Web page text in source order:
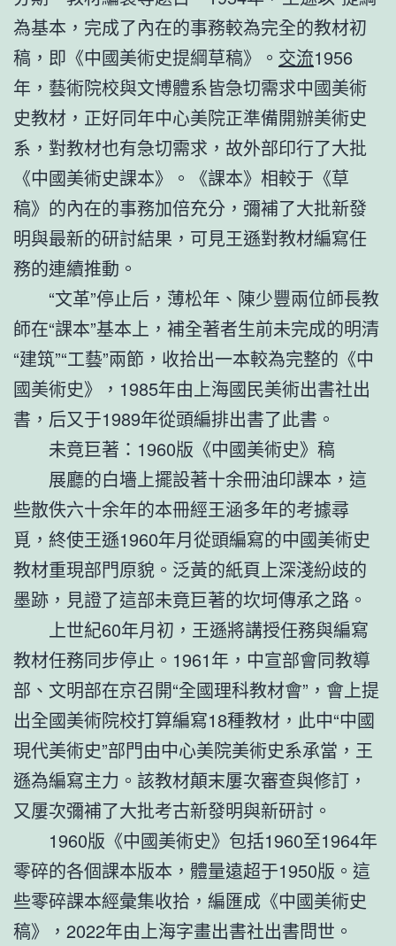
為基本，完成了內在的事務較為完全的教材初
稿，即《中國美術史提綱草稿》。 交流1956
年，藝術院校與文博體系皆急切需求中國美術
史教材，正好同年中心美院正準備開辦美術史
系，對教材也有急切需求，故外部印行了大批
《中國美術史課本》。《課本》相較于《草
稿》的內在的事務加倍充分，彌補了大批新發
明與最新的研討結果，可見王遜對教材編寫任
務的連續推動。
“文革”停止后，薄松年、陳少豐兩位師長教
師在“課本”基本上，補全著者生前未完成的明清
“建筑”“工藝”兩節，收拾出一本較為完整的《中
國美術史》，1985年由上海國民美術出書社出
書，后又于1989年從頭編排出書了此書。
未竟巨著：1960版《中國美術史》稿
展廳的白墻上擺設著十余冊油印課本，這
些散佚六十余年的本冊經王涵多年的考據尋
覓，終使王遜1960年月從頭編寫的中國美術史
教材重現部門原貌。泛黃的紙頁上深淺紛歧的
墨跡，見證了這部未竟巨著的坎坷傳承之路。
上世紀60年月初，王遜將講授任務與編寫
教材任務同步停止。1961年，中宣部會同教導
部、文明部在京召開“全國理科教材會”，會上提
出全國美術院校打算編寫18種教材，此中“中國
現代美術史”部門由中心美院美術史系承當，王
遜為編寫主力。該教材顛末屢次審查與修訂，
又屢次彌補了大批考古新發明與新研討。
1960版《中國美術史》包括1960至1964年
零碎的各個課本版本，體量遠超于1950版。這
些零碎課本經彙集收拾，編匯成《中國美術史
稿》，2022年由上海字畫出書社出書問世。